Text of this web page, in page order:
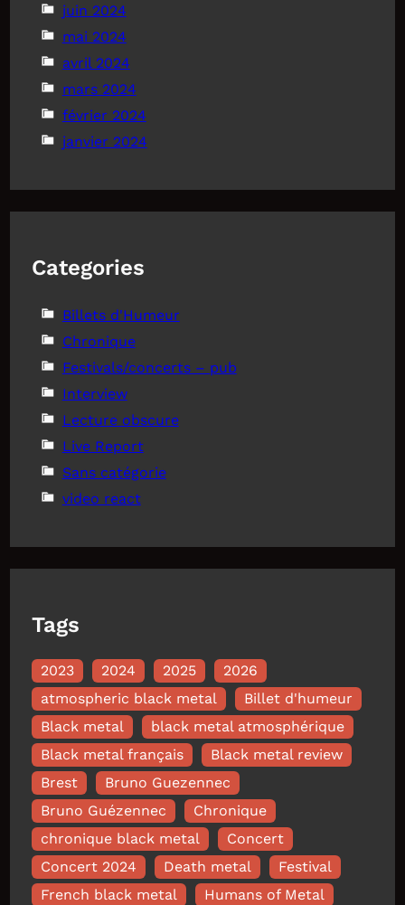
juin 2024
mai 2024
avril 2024
mars 2024
février 2024
janvier 2024
Categories
Billets d'Humeur
Chronique
Festivals/concerts – pub
Interview
Lecture obscure
Live Report
Sans catégorie
video react
Tags
2023 2024 2025
2026
atmospheric black metal
Billet d'humeur
Black metal
black metal atmosphérique
Black metal français
Black metal review
Brest
Bruno Guezennec
Bruno Guézennec
Chronique
chronique black metal
Concert
Concert 2024
Death metal
Festival
French black metal
Humans of Metal